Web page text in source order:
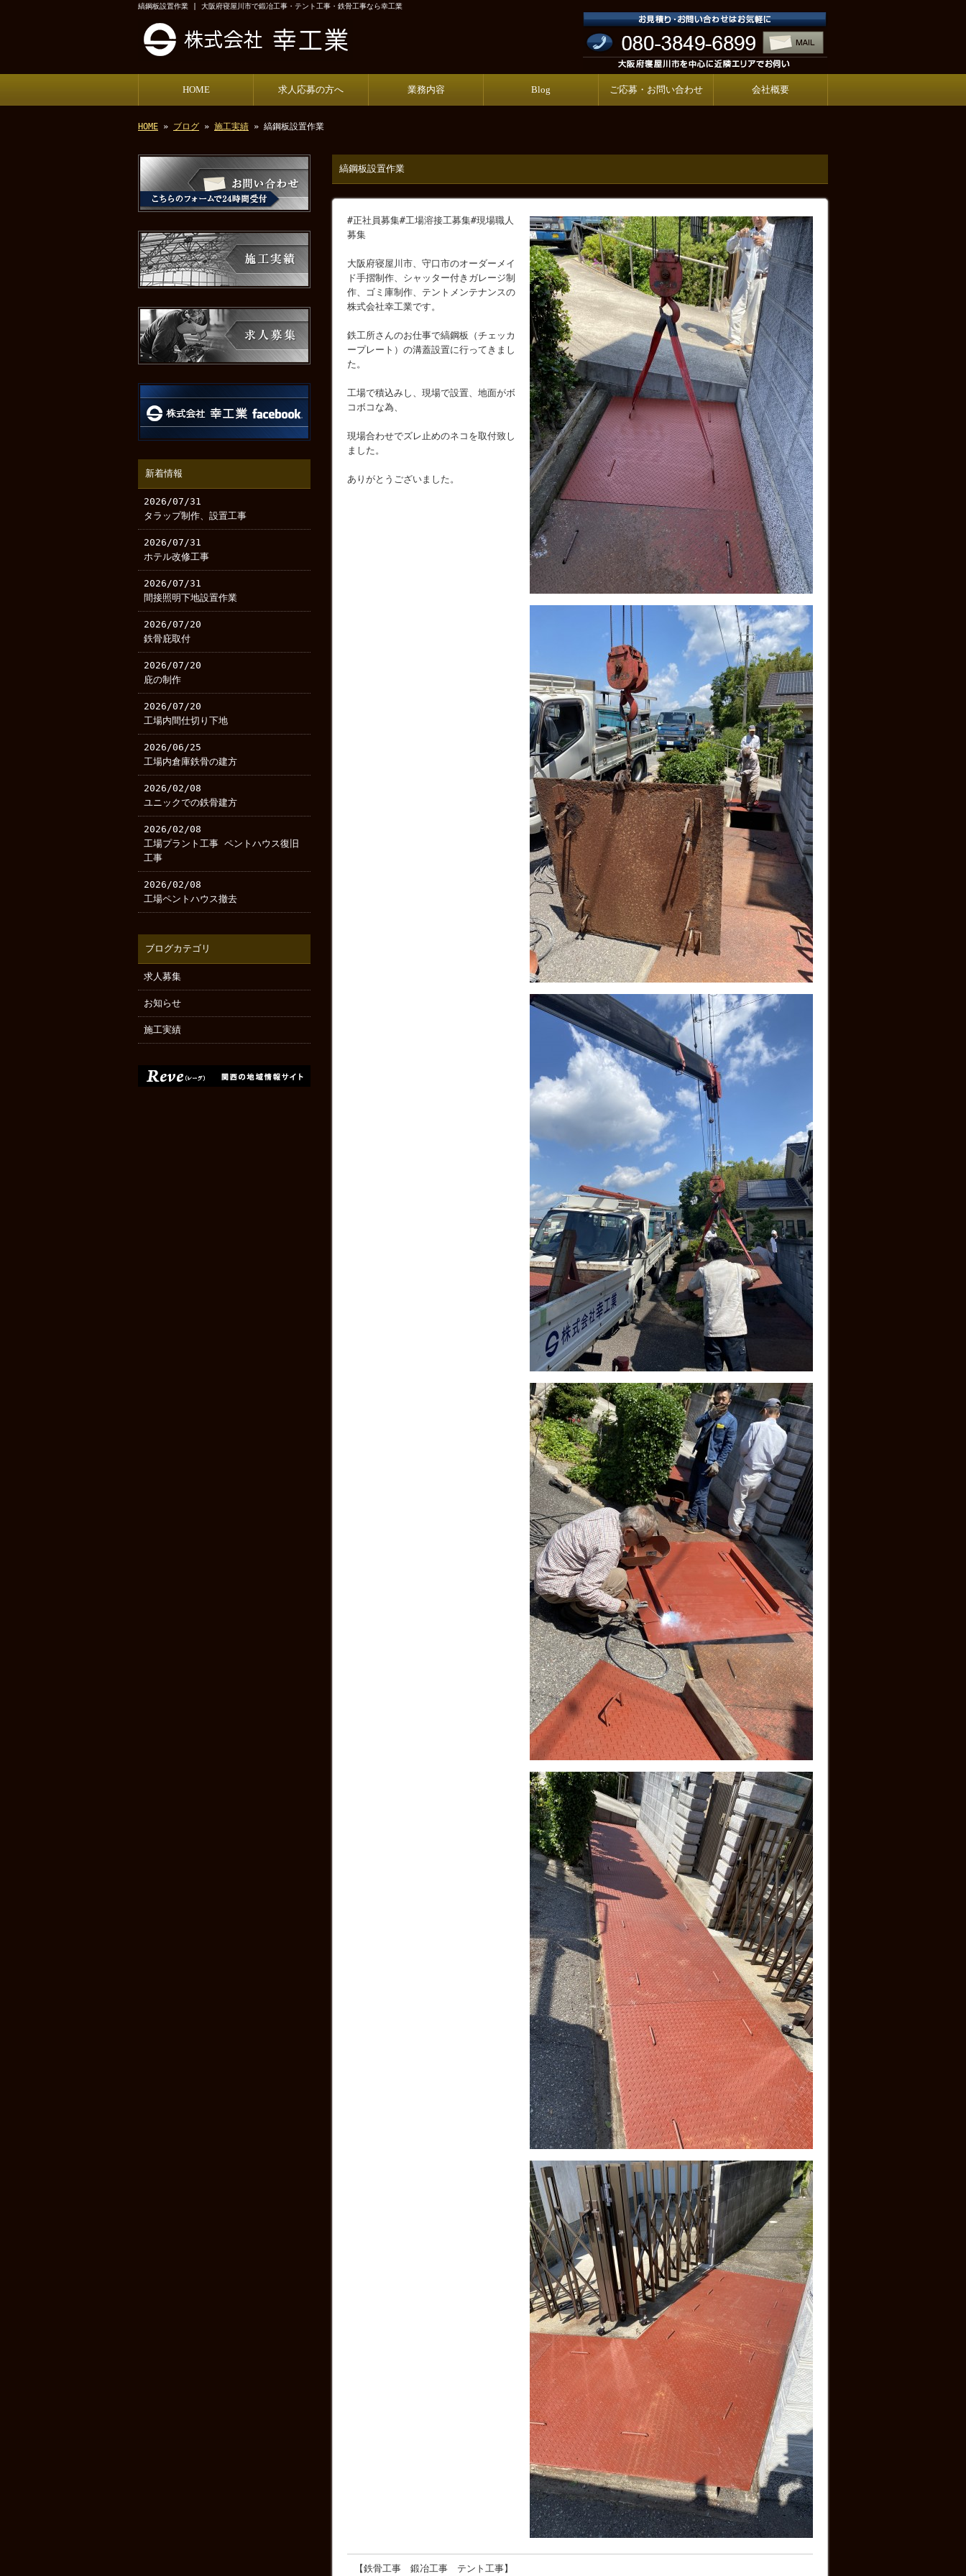
縞鋼板設置作業 | 大阪府寝屋川市で鍛冶工事・テント工事・鉄骨工事なら幸工業
HOME 求人応募の方へ 業務内容 Blog ご応募・お問い合わせ 会社概要
HOME » ブログ » 施工実績 » 縞鋼板設置作業
縞鋼板設置作業
#正社員募集#工場溶接工募集#現場職人
募集
大阪府寝屋川市、守口市のオーダーメイ
ド手摺制作、シャッター付きガレージ制
作、ゴミ庫制作、テントメンテナンスの
株式会社幸工業です。
鉄工所さんのお仕事で縞鋼板（チェッカ
ープレート）の溝蓋設置に行ってきまし
た。
工場で積込みし、現場で設置、地面がボ
コボコな為、
現場合わせでズレ止めのネコを取付致し
ました。
ありがとうございました。
【鉄骨工事 鍛冶工事 テント工事】
新着情報
2026/07/31
タラップ制作、設置工事
2026/07/31
ホテル改修工事
2026/07/31
間接照明下地設置作業
2026/07/20
鉄骨庇取付
2026/07/20
庇の制作
2026/07/20
工場内間仕切り下地
2026/06/25
工場内倉庫鉄骨の建方
2026/02/08
ユニックでの鉄骨建方
2026/02/08
工場プラント工事 ペントハウス復旧
工事
2026/02/08
工場ペントハウス撤去
ブログカテゴリ
求人募集
お知らせ
施工実績